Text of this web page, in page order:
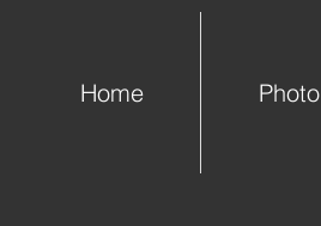
Home Photo